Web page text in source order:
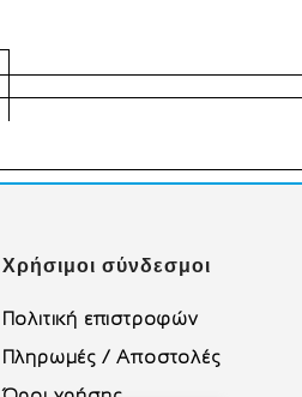
Χρήσιμοι σύνδεσμοι
Πολιτική επιστροφών
Πληρωμές / Αποστολές